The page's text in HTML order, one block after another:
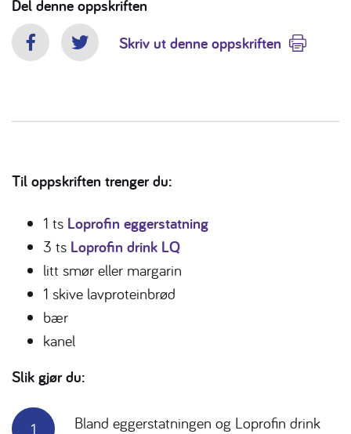
Del denne oppskriften
FacebookTwitterSkriv ut denne oppskriften
Til oppskriften trenger du:
1 ts Loprofin eggerstatning
3 ts Loprofin drink LQ
litt smør eller margarin
1 skive lavproteinbrød
bær
kanel
Slik gjør du:
Bland eggerstatningen og Loprofin drink